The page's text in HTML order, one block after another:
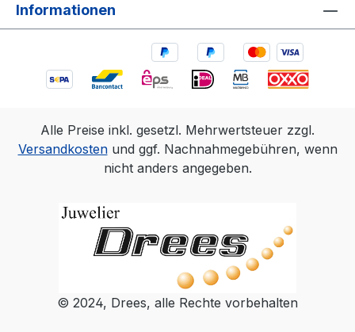
Informationen
Alle Preise inkl. gesetzl. Mehrwertsteuer zzgl.
Versandkostenund ggf. Nachnahmegebühren, wenn
nicht anders angegeben.
© 2024, Drees, alle Rechte vorbehalten